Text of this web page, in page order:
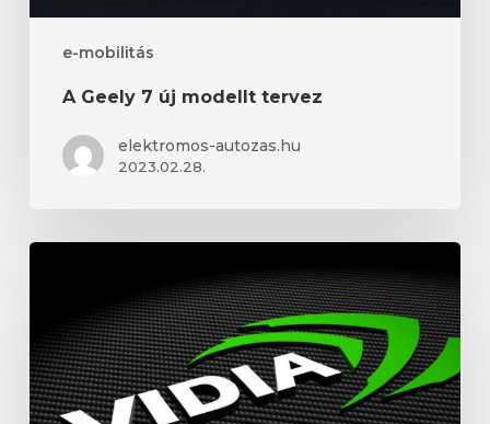
e-mobilitás
A Geely 7 új modellt tervez
elektromos-autozas.hu
2023.02.28.
teljesítményt
ért
el
2024